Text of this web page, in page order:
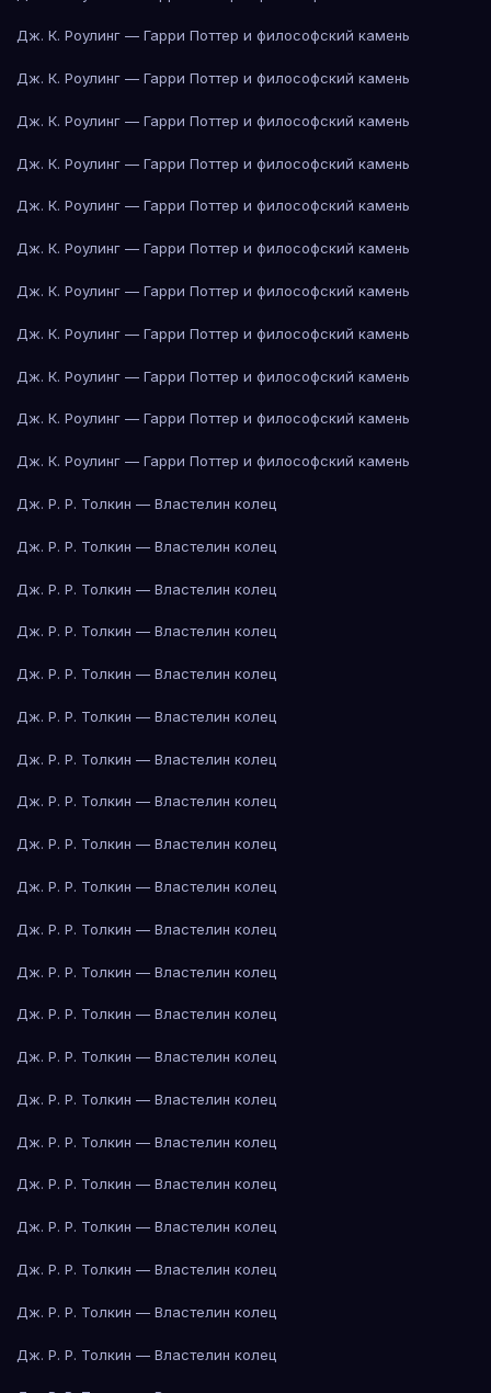
Дж. К. Роулинг — Гарри Поттер и философский камень
Дж. К. Роулинг — Гарри Поттер и философский камень
Дж. К. Роулинг — Гарри Поттер и философский камень
Дж. К. Роулинг — Гарри Поттер и философский камень
Дж. К. Роулинг — Гарри Поттер и философский камень
Дж. К. Роулинг — Гарри Поттер и философский камень
Дж. К. Роулинг — Гарри Поттер и философский камень
Дж. К. Роулинг — Гарри Поттер и философский камень
Дж. К. Роулинг — Гарри Поттер и философский камень
Дж. К. Роулинг — Гарри Поттер и философский камень
Дж. К. Роулинг — Гарри Поттер и философский камень
Дж. Р. Р. Толкин — Властелин колец
Дж. Р. Р. Толкин — Властелин колец
Дж. Р. Р. Толкин — Властелин колец
Дж. Р. Р. Толкин — Властелин колец
Дж. Р. Р. Толкин — Властелин колец
Дж. Р. Р. Толкин — Властелин колец
Дж. Р. Р. Толкин — Властелин колец
Дж. Р. Р. Толкин — Властелин колец
Дж. Р. Р. Толкин — Властелин колец
Дж. Р. Р. Толкин — Властелин колец
Дж. Р. Р. Толкин — Властелин колец
Дж. Р. Р. Толкин — Властелин колец
Дж. Р. Р. Толкин — Властелин колец
Дж. Р. Р. Толкин — Властелин колец
Дж. Р. Р. Толкин — Властелин колец
Дж. Р. Р. Толкин — Властелин колец
Дж. Р. Р. Толкин — Властелин колец
Дж. Р. Р. Толкин — Властелин колец
Дж. Р. Р. Толкин — Властелин колец
Дж. Р. Р. Толкин — Властелин колец
Дж. Р. Р. Толкин — Властелин колец